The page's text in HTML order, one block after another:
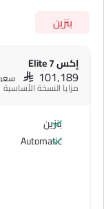
بنزين
إكس 7 Elite
SAR 101,189 سعر
مزايا النسخة الأساسية
بنزين
Automatic